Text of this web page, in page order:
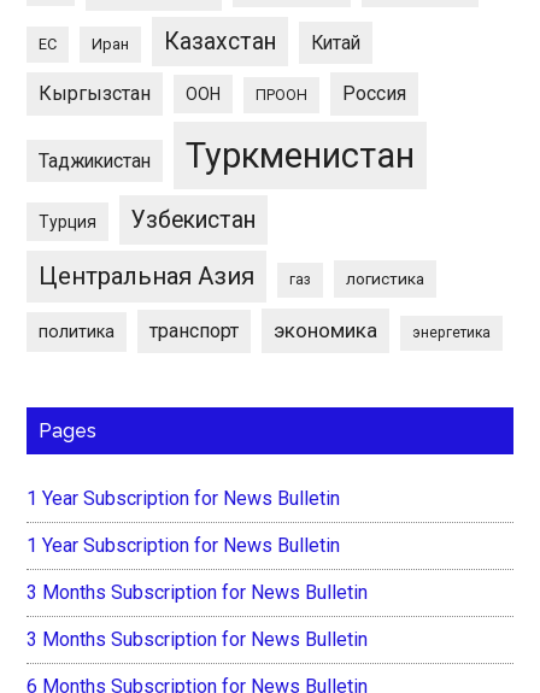
ЕС Иран Казахстан Китай
Кыргызстан ООН ПРООН Россия
Таджикистан Туркменистан
Турция Узбекистан
Центральная Азия газ логистика
политика транспорт экономика энергетика
Pages
1 Year Subscription for News Bulletin
1 Year Subscription for News Bulletin
3 Months Subscription for News Bulletin
3 Months Subscription for News Bulletin
6 Months Subscription for News Bulletin